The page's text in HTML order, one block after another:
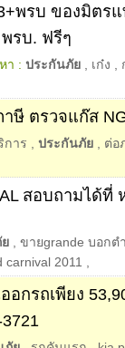
พรบ ของมิตร
รบ. ฟรีๆ
า : ประกันภัย เก๋ง
ษี ตรวจแก๊ส
การ ประกันภัย
ต่อ
สอบถามได้ที่
ขายgrande บอกต
2011
อกรถเพียง